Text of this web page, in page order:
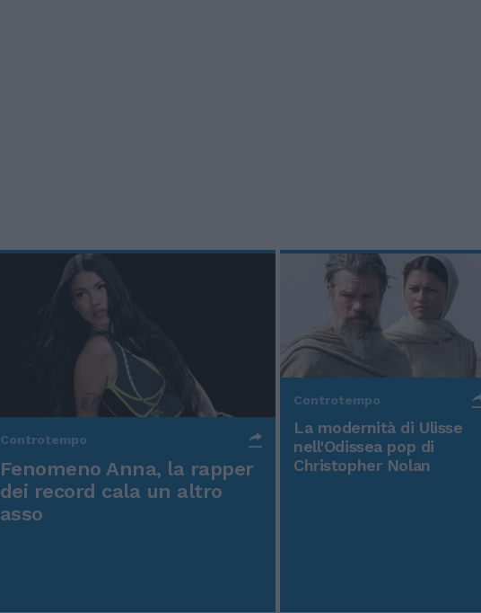
Controtempo
Fenomeno Anna, la rapper
dei record cala un altro
asso
Controtempo
La modernità di Ulisse
nell'Odissea pop di
Christopher Nolan